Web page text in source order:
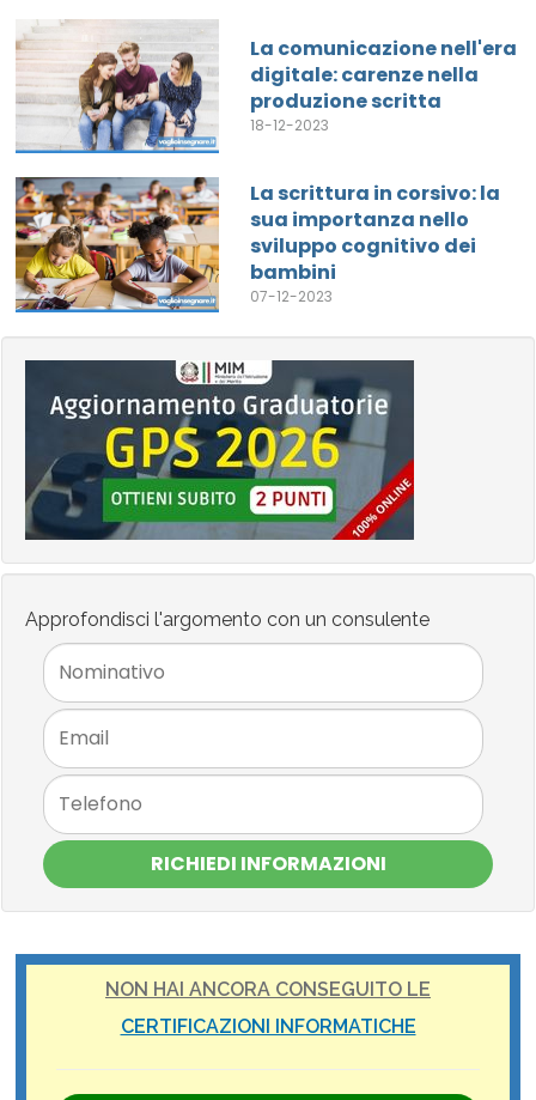
La comunicazione nell'era
digitale: carenze nella
produzione scritta
18-12-2023
La scrittura in corsivo: la
sua importanza nello
sviluppo cognitivo dei
bambini
07-12-2023
Approfondisci l'argomento con un consulente
RICHIEDI INFORMAZIONI
NON HAI ANCORA CONSEGUITO LE
CERTIFICAZIONI INFORMATICHE